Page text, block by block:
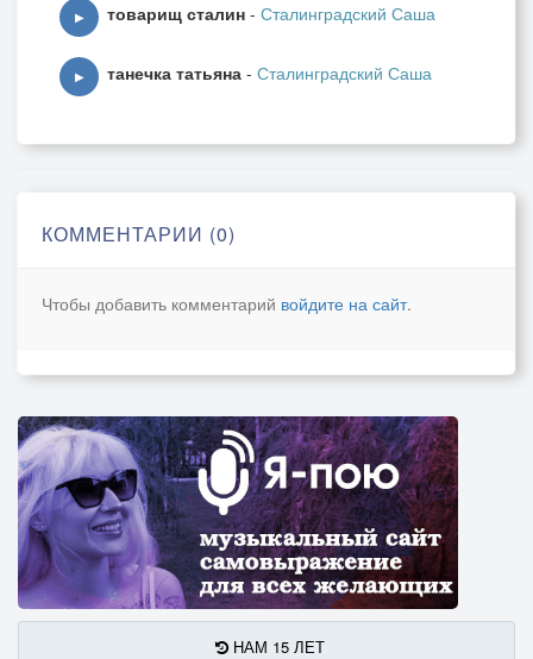
▶ товарищ сталин - Сталинградский Саша
▶ танечка татьяна - Сталинградский Саша
КОММЕНТАРИИ (0)
Чтобы добавить комментарий войдите на сайт.
НАМ 15 ЛЕТ